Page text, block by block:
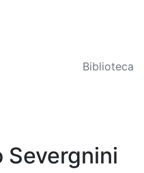
Biblioteca
Severgnini